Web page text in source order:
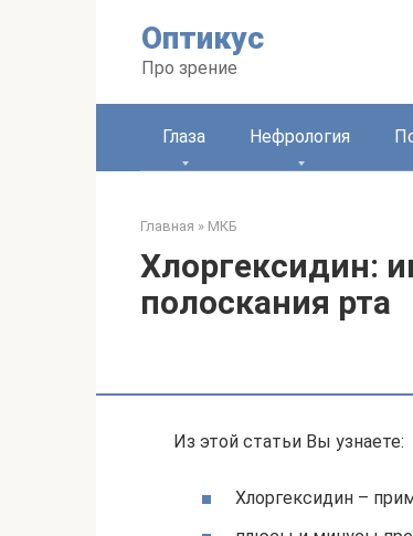
Оптикус
Про зрение
Глаза Нефрология
Главная » МКБ
Хлоргексидин:
полоскания рта
Из этой статьи Вы узнаете:
Хлоргексидин –